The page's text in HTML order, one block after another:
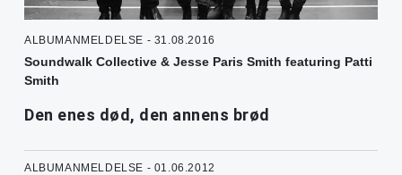
ALBUMANMELDELSE - 31.08.2016
Soundwalk Collective & Jesse Paris Smith featuring Patti
Smith
Den enes død, den annens brød
ALBUMANMELDELSE - 01.06.2012